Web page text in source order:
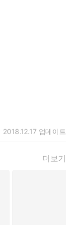
정말 멋진 느낌
도 넓고, 꼭 뭔가
턱에서는 일단
만 그럼에도 차분
현실적이었던
2018.12.17 업데이트
더보기